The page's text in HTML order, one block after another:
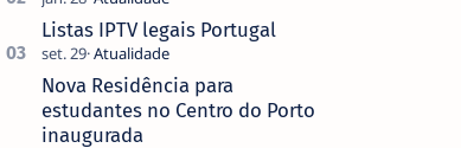
que não pediste, ban…
Listas IPTV legais Portugal
Nova Residência para
estudantes no Centro do Porto
inaugurada